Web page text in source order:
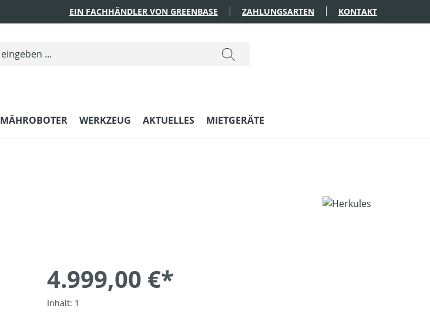
EIN FACHHÄNDLER VON GREENBASE ZAHLUNGSARTEN KONTAKT
MÄHROBOTER WERKZEUG AKTUELLES MIETGERÄTE
4.999,00 €*
Inhalt: 1